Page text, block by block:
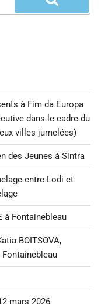
à Fim da Europa
dans le cadre du
villes jumelées)
des Jeunes à Sintra
entre Lodi et
à Fontainebleau
BOÏTSOVA,
mars 2026